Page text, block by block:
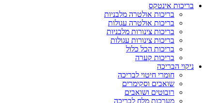
בריכות אינטקס
בריכות אולטרה מלבניות
בריכות אולטרה עגולות
בריכות צינורות מלבניות
בריכות צינורות עגולות
בריכות הכל כלול
בריכות קערה
ניקוי הבריכה
חומרי חיטוי לבריכה
שואבים וסקימרים
רובוטים ושואבים
מערכות מלח לבריכה